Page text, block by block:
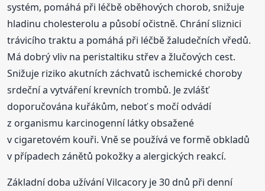
systém, pomáhá při léčbě oběhových chorob, snižuje
hladinu cholesterolu a působí očistně. Chrání sliznici
trávicího traktu a pomáhá při léčbě žaludečních vředů.
Má dobrý vliv na peristaltiku střev a žlučových cest.
Snižuje riziko akutních záchvatů ischemické choroby
srdeční a vytváření krevních trombů. Je zvlášť
doporučována kuřákům, neboť s močí odvádí
z organismu karcinogenní látky obsažené
v cigaretovém kouři. Vně se používá ve formě obkladů
v případech zánětů pokožky a alergických reakcí.
Základní doba užívání Vilcacory je 30 dnů při denní